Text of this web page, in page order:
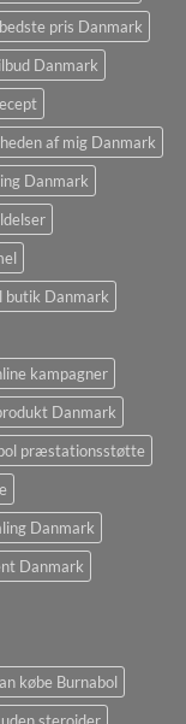
pris Danmark
Danmark
af ​​mig Danmark
Danmark
butik Danmark
kampagner
Danmark
præstationsstøtte
Danmark
Danmark
købe Burnabol